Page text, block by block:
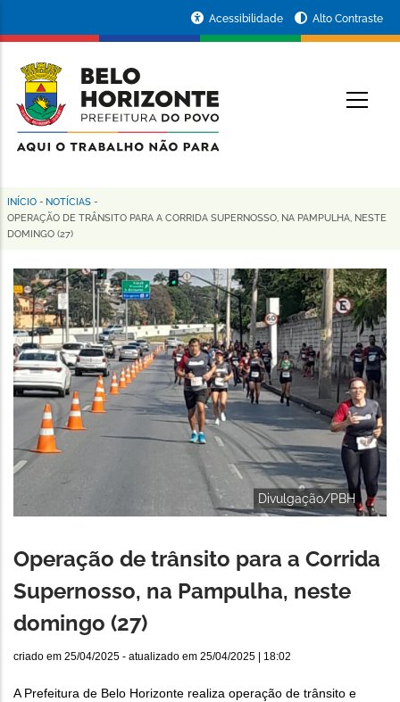
conteúdo
principal
da
Prefeitura
de
Horizonte
Acessibilidade Alto Contraste
Trilha
de
navegação
INÍCIO - NOTÍCIAS -
OPERAÇÃO DE TRÂNSITO PARA A CORRIDA SUPERNOSSO, NA PAMPULHA, NESTE
DOMINGO (27)
Divulgação/PBH
Operação de trânsito para a Corrida
Supernosso, na Pampulha, neste
domingo (27)
criado em 25/04/2025 - atualizado em 25/04/2025 | 18:02
A Prefeitura de Belo Horizonte realiza operação de trânsito e